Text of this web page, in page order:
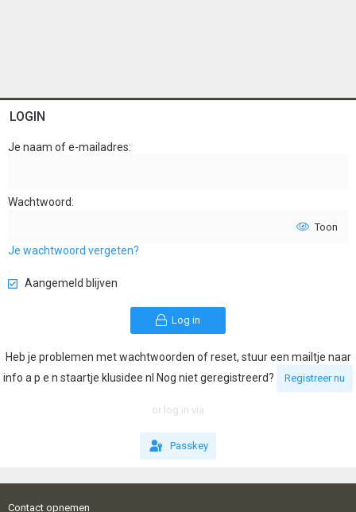
LOGIN
Je naam of e-mailadres
Wachtwoord
Toon
Je wachtwoord vergeten?
Aangemeld blijven
Log in
Heb je problemen met wachtwoorden of reset, stuur een mailtje naar
info a p e n staartje klusidee nl Nog niet geregistreerd?
Registreer nu
or log in via
Passkey
Contact opnemen